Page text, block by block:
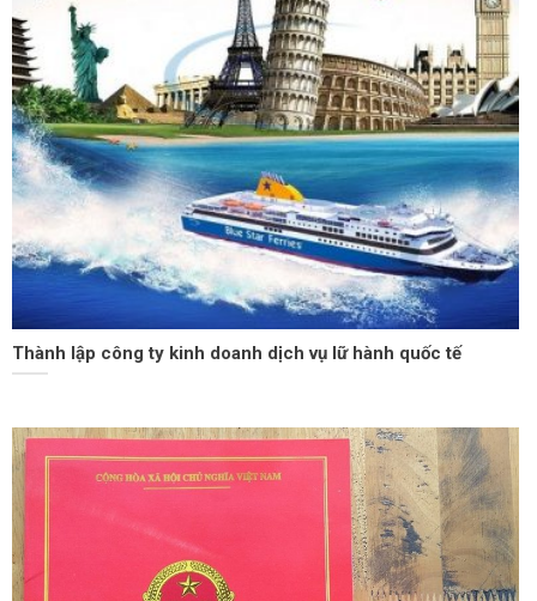
Thành lập công ty kinh doanh dịch vụ lữ hành quốc tế